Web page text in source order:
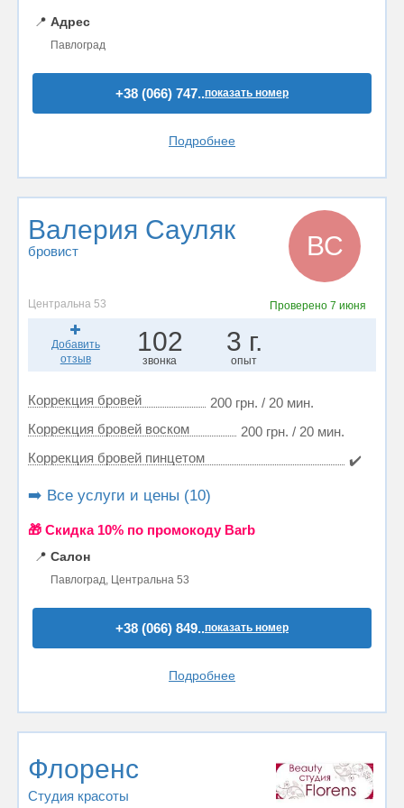
📍 Адрес
Павлоград
+38 (066) 747..показать номер
Подробнее
Валерия Сауляк
бровист ВС
Центральна 53 Проверено7 июня
Добавить
отзыв
102
звонка
3 г.
опыт
Коррекция бровей
200 грн. / 20 мин.
Коррекция бровей воском
200 грн. / 20 мин.
Коррекция бровей пинцетом
✔️
➡️ Все услуги и цены (10)
🎁 Cкидка 10% по промокоду Barb
📍 Салон
Павлоград, Центральна 53
+38 (066) 849..показать номер
Подробнее
Флоренс
Студия красоты